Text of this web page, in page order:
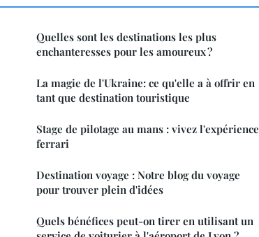
Quelles sont les destinations les plus
enchanteresses pour les amoureux ?
La magie de l'Ukraine: ce qu'elle a à offrir en
tant que destination touristique
Stage de pilotage au mans : vivez l'expérience
ferrari
Destination voyage : Notre blog du voyage
pour trouver plein d'idées
Quels bénéfices peut-on tirer en utilisant un